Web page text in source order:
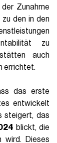
Zunahme
den in den
zu
auch
errichtet.
das erste
entwickelt
steigert, das
blickt, die
wird. Dieses